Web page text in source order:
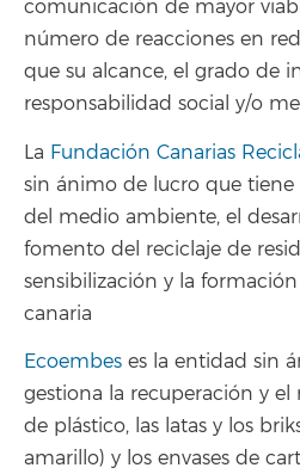
comunicación de mayor
número de reacciones en
que su alcance, el grado de
responsabilidad social y/o
La Fundación Canarias
sin ánimo de lucro que
del medio ambiente, el
fomento del reciclaje de
sensibilización y la
canaria
Ecoembes es la entidad sin
gestiona la recuperación y el
de plástico, las latas y los
amarillo) y los envases de